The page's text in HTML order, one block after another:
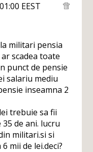
EEST
militari pensia
scadea toate
punct de pensie
salariu mediu
inseamna 2
trebuie sa fii
de ani. lucru
militari.si si
mii de lei.deci?